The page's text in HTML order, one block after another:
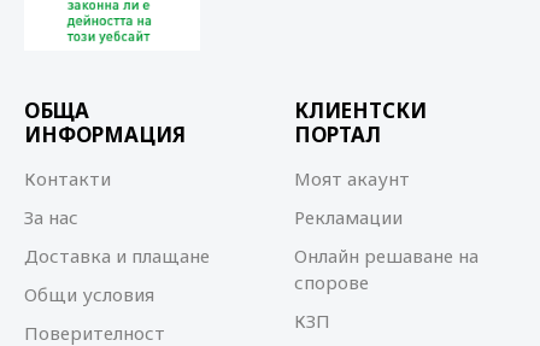
ОБЩА
ИНФОРМАЦИЯ
Контакти
За нас
Доставка и плащане
Общи условия
Поверителност
КЛИЕНТСКИ
ПОРТАЛ
Моят акаунт
Рекламации
Онлайн решаване на
спорове
КЗП